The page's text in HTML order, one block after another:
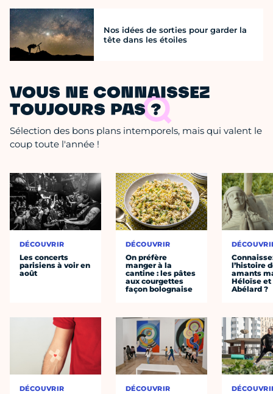
Nos idées de sorties pour garder la
tête dans les étoiles
VOUS NE CONNAISSEZ
TOUJOURS PAS ?
Sélection des bons plans intemporels, mais qui valent le
coup toute l'année !
DÉCOUVRIR
Les concerts
parisiens à voir en
août
DÉCOUVRIR
DÉCOUVRIR
On préfère
manger à la
cantine : les pâtes
aux courgettes
façon bolognaise
DÉCOUVRIR
l’histoire
amants
Héloïse et
Abélard ?